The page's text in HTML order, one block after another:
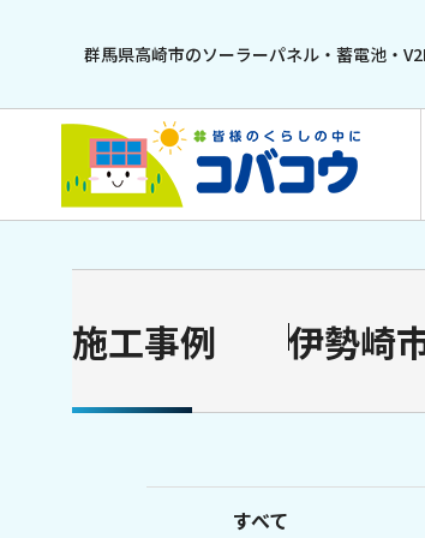
群馬県高崎市のソーラーパネル・蓄電池・
カナディアン・ソーラー
施工事例 伊勢崎
すべて